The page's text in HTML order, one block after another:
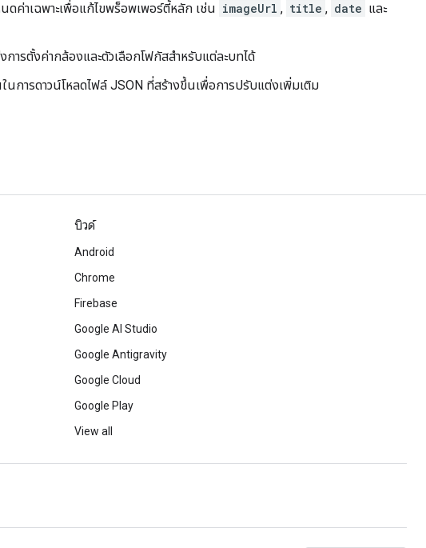
ดค่าเฉพาะเพื่อแก้ไขพร็อพเพอร์ตี้หลัก เช่น imageUrl , title , date และ
การตั้งค่ากล้องและตัวเลือกโฟกัสสำหรับแต่ละบทได้
นการดาวน์โหลดไฟล์ JSON ที่สร้างขึ้นเพื่อการปรับแต่งเพิ่มเติม
บิวด์
Android
Chrome
Firebase
Google AI Studio
Google Antigravity
Google Cloud
Google Play
View all